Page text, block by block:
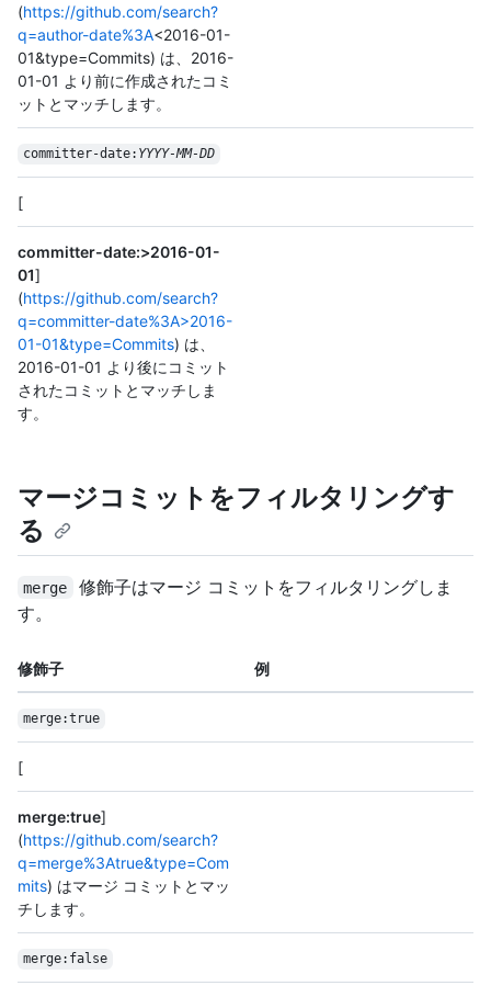
(https://github.com/search?
q=author-date%3A<2016-01-
01&type=Commits) は、2016-
01-01 より前に作成されたコミ
ットとマッチします。
committer-date: YYYY-MM-DD
[
committer-date:>2016-01-
01]
(https://github.com/search?
q=committer-date%3A>2016-
01-01&type=Commits) は、
2016-01-01 より後にコミット
されたコミットとマッチしま
す。
マージコミットをフィルタリングす
る
merge
修飾子はマージ コミットをフィルタリングしま
す。
修飾子 例
merge:true
[
merge:true]
(https://github.com/search?
q=merge%3Atrue&type=Com
mits) はマージ コミットとマッ
チします。
merge:false